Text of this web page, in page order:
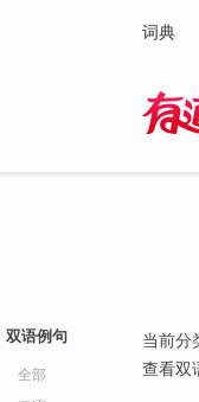
词典
双语例句
全部
当前分
查看双